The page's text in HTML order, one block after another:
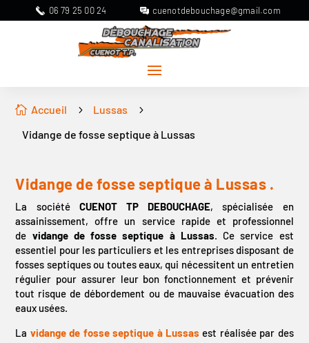
06 79 25 00 24 cuenotdebouchage@gmail.com
 Accueil 5 Lussas 5
Vidange de fosse septique à Lussas
Vidange de fosse septique à Lussas .
La société CUENOT TP DEBOUCHAGE, spécialisée en
assainissement, offre un service rapide et professionnel
de vidange de fosse septique à Lussas. Ce service est
essentiel pour les particuliers et les entreprises disposant de
fosses septiques ou toutes eaux, qui nécessitent un entretien
régulier pour assurer leur bon fonctionnement et prévenir
tout risque de débordement ou de mauvaise évacuation des
eaux usées.
La vidange de fosse septique à Lussas est réalisée par des